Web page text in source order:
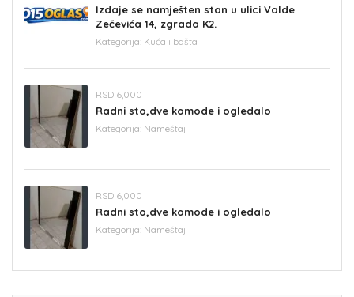
Izdaje se namješten stan u ulici Valde
Zečevića 14, zgrada K2.
Kategorija: Kuća i bašta
RSD 6,000
Radni sto,dve komode i ogledalo
Kategorija: Nameštaj
RSD 6,000
Radni sto,dve komode i ogledalo
Kategorija: Nameštaj